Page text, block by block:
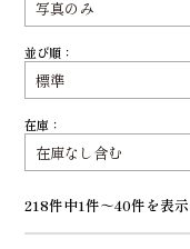
並び順：
在庫：
218件中1件～40件を表示